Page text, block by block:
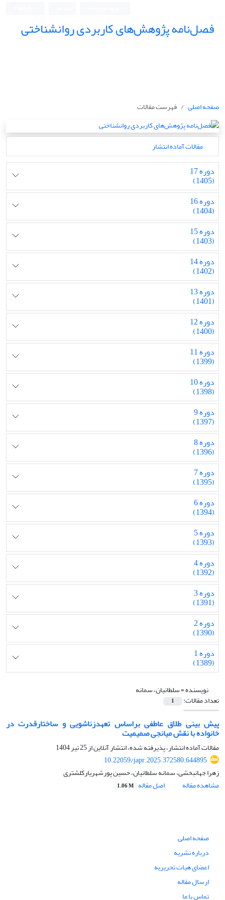
فصل‌نامه پژوهش‌های کاربردی روانشناختی
صفحه اصلی فهرست مقالات
مقالات آماده انتشار
دوره 17
(1405)
دوره 16
(1404)
دوره 15
(1403)
دوره 14
(1402)
دوره 13
(1401)
دوره 12
(1400)
دوره 11
(1399)
دوره 10
(1398)
دوره 9
(1397)
دوره 8
(1396)
دوره 7
(1395)
دوره 6
(1394)
دوره 5
(1393)
دوره 4
(1392)
دوره 3
(1391)
دوره 2
(1390)
دوره 1
(1389)
نویسنده =سلطانیان، سمانه
تعداد مقالات: 1
پیش بینی طلاق عاطفی براساس تعهدزناشویی و ساختارقدرت در
خانواده با نقش میانجی صمیمیت
مقالات آماده انتشار، پذیرفته شده، انتشار آنلاین از25 تیر 1404
10.22059/japr.2025.372580.644895
زهرا جهانبخشی، سمانه سلطانیان، حسین پورشهریارکلشتری
مشاهده مقاله
اصل مقاله 1.06 M
صفحه اصلی
درباره نشریه
اعضای هیات تحریریه
ارسال مقاله
تماس با ما